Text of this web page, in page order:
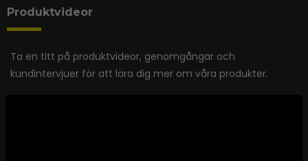
Produktvideor
Ta en titt på produktvideor, genomgångar och
kundintervjuer för att lära dig mer om våra produkter.